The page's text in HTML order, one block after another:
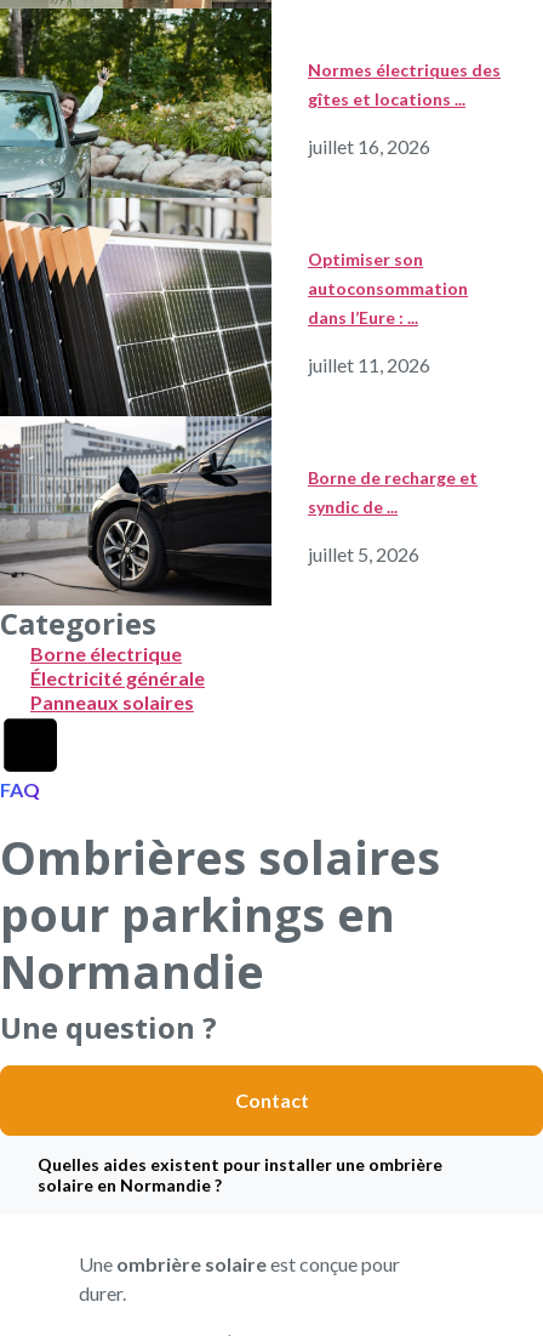
Normes électriques des
gîtes et locations ...
juillet 16, 2026
Optimiser son
autoconsommation
dans l’Eure : ...
juillet 11, 2026
Borne de recharge et
syndic de ...
juillet 5, 2026
Categories
Borne électrique
Électricité générale
Panneaux solaires
FAQ
Ombrières solaires
pour parkings en
Normandie
Une question ?
Contact
Quelles aides existent pour installer une ombrière
solaire en Normandie ?
Une ombrière solaireest conçue pour
durer.